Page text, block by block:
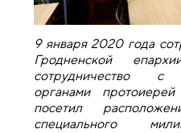
9 января 2020 года
Гродненской
сотрудничество с
органами
посетил
специального